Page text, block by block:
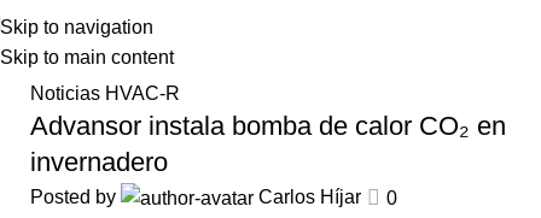
Skip to navigation
Skip to main content
23
Noticias HVAC-R
Advansor instala bomba de calor CO₂ en
invernadero
Posted by Carlos Híjar
0